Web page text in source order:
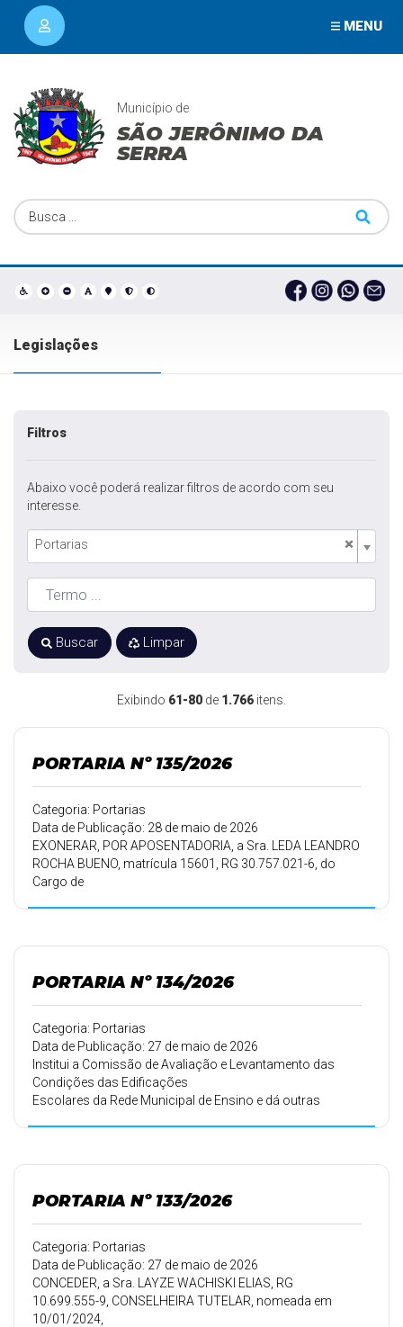
MENU
Município de
SÃO JERÔNIMO DA
SERRA
Legislações
Exibindo 61-80 de 1.766 itens.
PORTARIA Nº 135/2026
Categoria: Portarias
Data de Publicação: 28 de maio de 2026
EXONERAR, POR APOSENTADORIA, a Sra. LEDA LEANDRO
ROCHA BUENO, matrícula 15601, RG 30.757.021-6, do
Cargo de
PORTARIA Nº 134/2026
Categoria: Portarias
Data de Publicação: 27 de maio de 2026
Institui a Comissão de Avaliação e Levantamento das
Condições das Edificações
Escolares da Rede Municipal de Ensino e dá outras
PORTARIA Nº 133/2026
Categoria: Portarias
Data de Publicação: 27 de maio de 2026
CONCEDER, a Sra. LAYZE WACHISKI ELIAS, RG
10.699.555-9, CONSELHEIRA TUTELAR, nomeada em
10/01/2024,
Filtros
Abaixo você poderá realizar filtros de acordo com seu
interesse.
×
Portarias
Buscar Limpar